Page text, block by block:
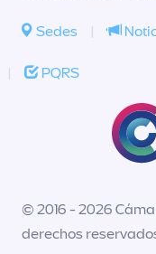
Sedes |
| PQRS
© 2016 - 2026
derechos